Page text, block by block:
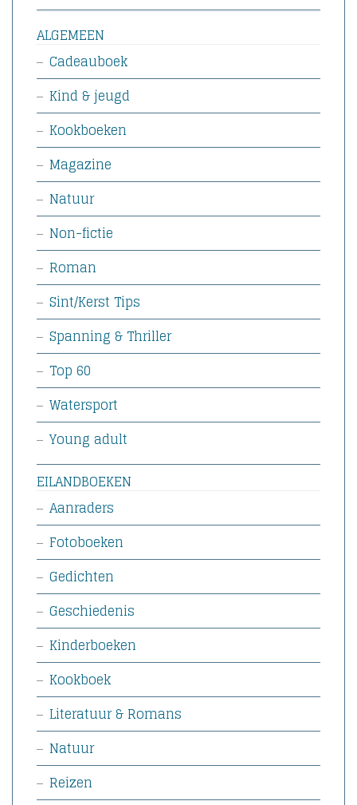
ALGEMEEN
Cadeauboek
Kind & jeugd
Kookboeken
Magazine
Natuur
Non-fictie
Roman
Sint/Kerst Tips
Spanning & Thriller
Top 60
Watersport
Young adult
EILANDBOEKEN
Aanraders
Fotoboeken
Gedichten
Geschiedenis
Kinderboeken
Kookboek
Literatuur & Romans
Natuur
Reizen